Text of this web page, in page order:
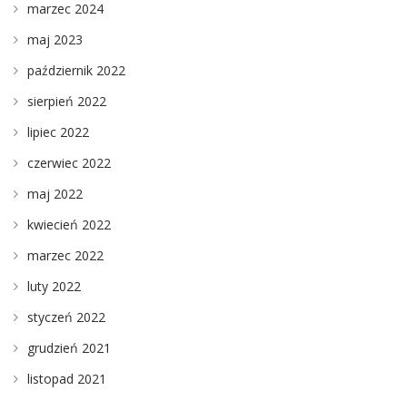
marzec 2024
maj 2023
październik 2022
sierpień 2022
lipiec 2022
czerwiec 2022
maj 2022
kwiecień 2022
marzec 2022
luty 2022
styczeń 2022
grudzień 2021
listopad 2021